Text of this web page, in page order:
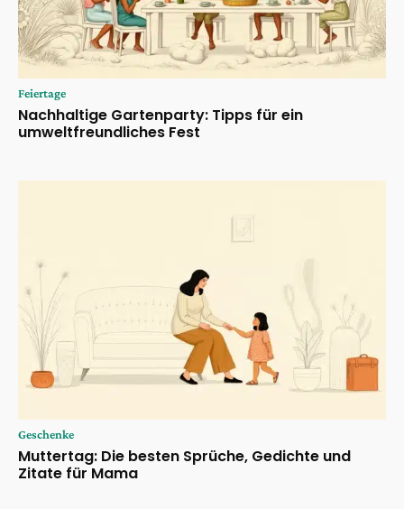
Feiertage
Nachhaltige Gartenparty: Tipps für ein
umweltfreundliches Fest
Geschenke
Muttertag: Die besten Sprüche, Gedichte und
Zitate für Mama